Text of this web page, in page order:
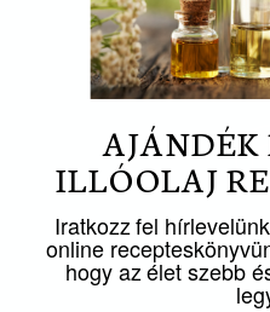
ILLÓOLAJ
Iratkozz fel
online
hogy az élet szebb